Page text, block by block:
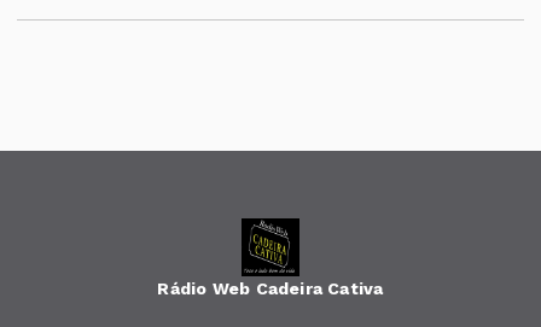
Rádio Web Cadeira Cativa